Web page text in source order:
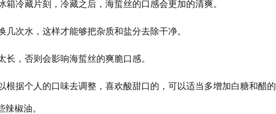
箱冷藏片刻，冷藏之后，海蜇丝的口感会更加的清爽。
几次水，这样才能够把杂质和盐分去除干净。
，否则会影响海蜇丝的爽脆口感。
根据个人的口味去调整，喜欢酸甜口的，可以适当多增加白糖和醋
椒油。